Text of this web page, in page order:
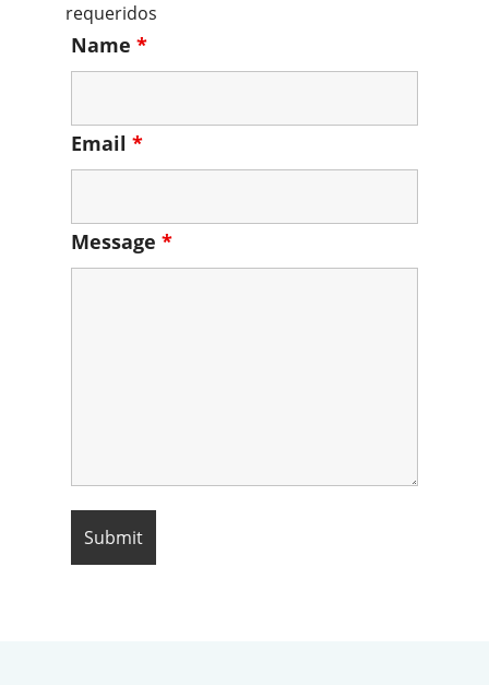
requeridos
Name *
Email *
Message *